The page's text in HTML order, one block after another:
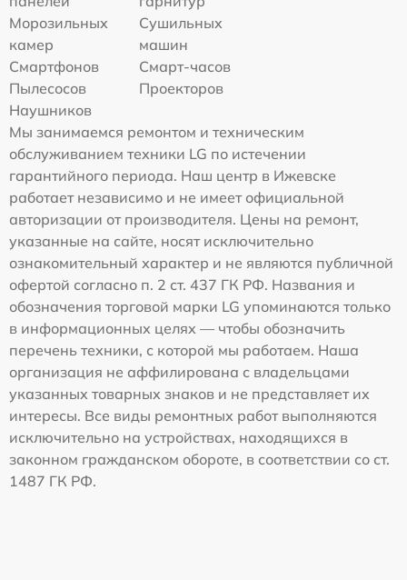
Морозильных
камер
Сушильных
машин
Смартфонов
Смарт-часов
Пылесосов
Проекторов
Наушников
Мы занимаемся ремонтом и техническим
обслуживанием техники LG по истечении
гарантийного периода. Наш центр в Ижевске
работает независимо и не имеет официальной
авторизации от производителя. Цены на ремонт,
указанные на сайте, носят исключительно
ознакомительный характер и не являются публичной
офертой согласно п. 2 ст. 437 ГК РФ. Названия и
обозначения торговой марки LG упоминаются только
в информационных целях — чтобы обозначить
перечень техники, с которой мы работаем. Наша
организация не аффилирована с владельцами
указанных товарных знаков и не представляет их
интересы. Все виды ремонтных работ выполняются
исключительно на устройствах, находящихся в
законном гражданском обороте, в соответствии со ст.
1487 ГК РФ.